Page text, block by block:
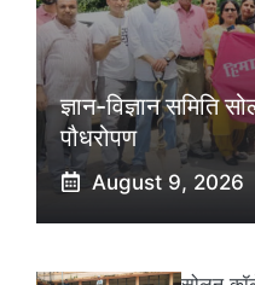
ज्ञान-विज्ञान समिति
पौधरोपण
August 9, 2026